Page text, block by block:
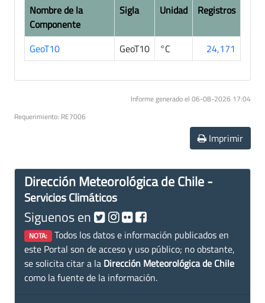
Nombre de la
Componente
Sigla Unidad Registros
GeoT10 GeoT10 °C 24,171
Informe generado el 06-08-2026 17:04
Requerimiento: RE7006
Imprimir
Dirección Meteorológica de Chile -
Servicios Climáticos
Siguenos en
NOTA: Todos los datos e información publicados en
este Portal son de acceso y uso público; no obstante,
se solicita citar a la Dirección Meteorológica de Chile
como la fuente de la información.